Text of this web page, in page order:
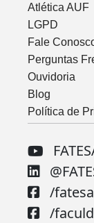
Atlética AUF
LGPD
Fale
Perguntas
Ouvidoria
Blog
Política de
/
/